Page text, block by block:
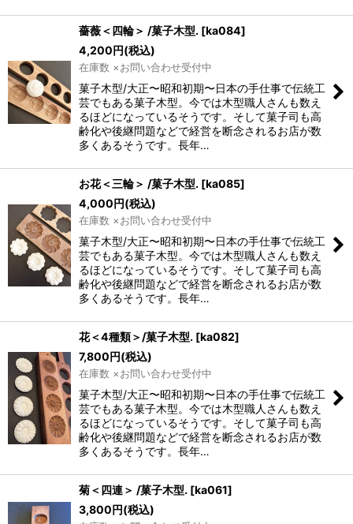
薔薇＜四輪＞ /菓子木型. [ka084]
4,200円(税込)
在庫数 ×お問い合わせ受付中
菓子木型/大正〜昭和初期〜日本の手仕事で伝統工
芸でもある菓子木型。今では木型職人さんも数え
るほどになっているそうです。そして菓子司も高
齢化や後継問題などで経営を断念されるお店が数
多くあるそうです。長年…
お花＜三輪＞ /菓子木型. [ka085]
4,000円(税込)
在庫数 ×お問い合わせ受付中
菓子木型/大正〜昭和初期〜日本の手仕事で伝統工
芸でもある菓子木型。今では木型職人さんも数え
るほどになっているそうです。そして菓子司も高
齢化や後継問題などで経営を断念されるお店が数
多くあるそうです。長年…
花＜4種類＞/菓子木型. [ka082]
7,800円(税込)
在庫数 ×お問い合わせ受付中
菓子木型/大正〜昭和初期〜日本の手仕事で伝統工
芸でもある菓子木型。今では木型職人さんも数え
るほどになっているそうです。そして菓子司も高
齢化や後継問題などで経営を断念されるお店が数
多くあるそうです。長年…
菊＜四連＞ /菓子木型. [ka061]
3,800円(税込)